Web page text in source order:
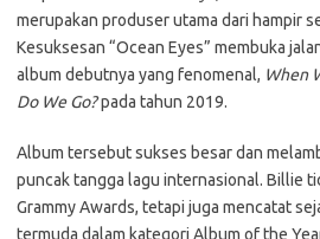
merupakan produser utama dari hampir
Kesuksesan “Ocean Eyes” membuka
album debutnya yang fenomenal, When
Do We Go?pada tahun 2019.
Album tersebut sukses besar dan
puncak tangga lagu internasional. Billie
Grammy Awards, tetapi juga mencatat
termuda dalam kategori Album of the